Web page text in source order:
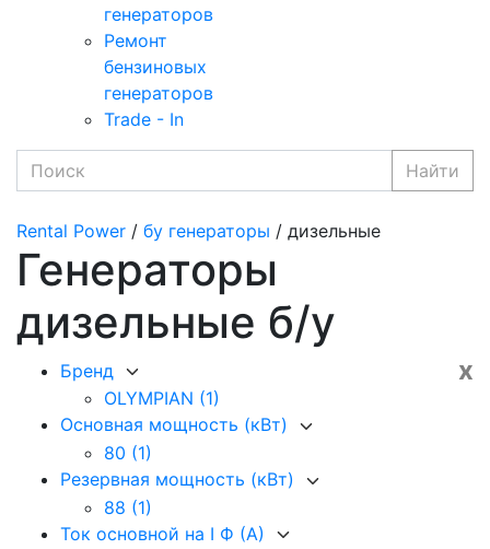
генераторов
Ремонт
бензиновых
генераторов
Trade - In
Найти
Rental Power / бу генераторы / дизельные
Генераторы
дизельные б/у
x
Бренд
OLYMPIAN (1)
Основная мощность (кВт)
80 (1)
Резервная мощность (кВт)
88 (1)
Ток основной на I Ф (А)